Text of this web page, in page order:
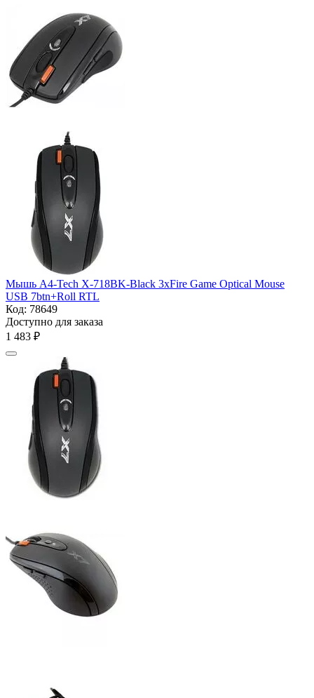
Мышь A4-Tech X-718BK-Black 3xFire Game Optical Mouse
USB 7btn+Roll RTL
Код: 78649
Доступно для заказа
1 483 ₽